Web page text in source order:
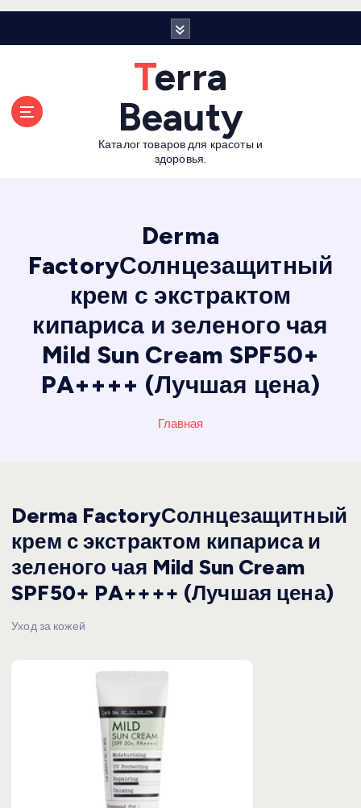
Terra
Beauty
Каталог товаров для красоты и
здоровья.
Derma
FactoryСолнцезащитный
крем с экстрактом
кипариса и зеленого чая
Mild Sun Cream SPF50+
PA++++ (Лучшая цена)
Главная
Derma FactoryСолнцезащитный
крем с экстрактом кипариса и
зеленого чая Mild Sun Cream
SPF50+ PA++++ (Лучшая цена)
Уход за кожей